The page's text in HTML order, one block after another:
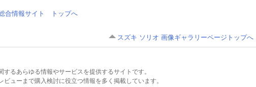
合情報サイト トップへ
スズキ ソリオ 画像ギャラリーページトップへ
るあらゆる情報やサービスを提供するサイトです。
ューまで購入検討に役立つ情報を多く掲載しています。